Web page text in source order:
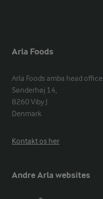
Arla Foods
Arla Foods amba head office
Sønderhøj 14,
8260 Viby J
Denmark
Kontakt os her
Andre Arla websites